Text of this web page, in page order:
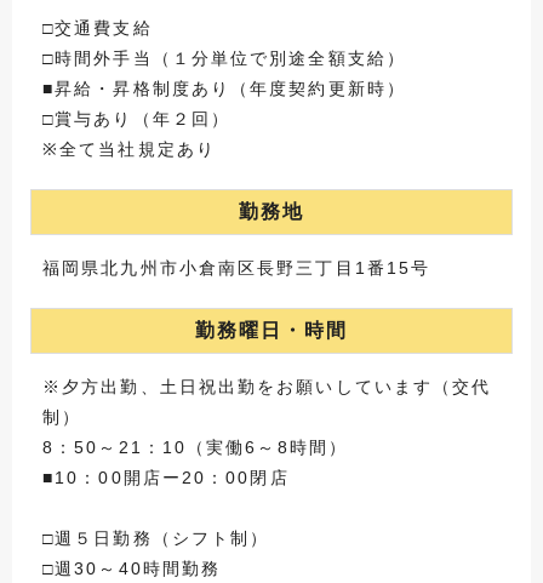
□交通費支給
□時間外手当（１分単位で別途全額支給）
■昇給・昇格制度あり（年度契約更新時）
□賞与あり（年２回）
※全て当社規定あり
勤務地
福岡県北九州市小倉南区長野三丁目1番15号
勤務曜日・時間
※夕方出勤、土日祝出勤をお願いしています（交代
制）
8：50～21：10（実働6～8時間）
■10：00開店ー20：00閉店
□週５日勤務（シフト制）
□週30～40時間勤務